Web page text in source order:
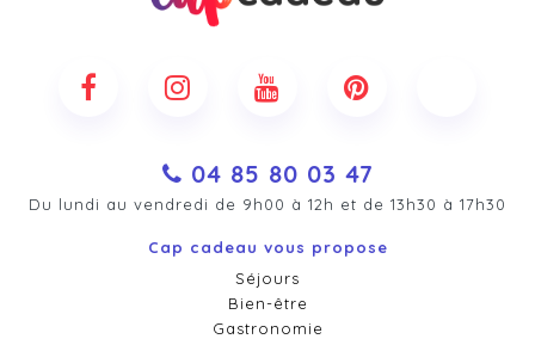
04 85 80 03 47
Du lundi au vendredi de 9h00 à 12h et de 13h30 à 17h30
Cap cadeau vous propose
Séjours
Bien-être
Gastronomie